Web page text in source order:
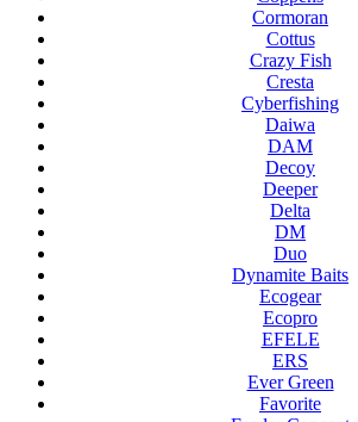
Cormoran
Cottus
Crazy Fish
Cresta
Cyberfishing
Daiwa
DAM
Decoy
Deeper
Delta
DM
Duo
Dynamite Baits
Ecogear
Ecopro
EFELE
ERS
Ever Green
Favorite